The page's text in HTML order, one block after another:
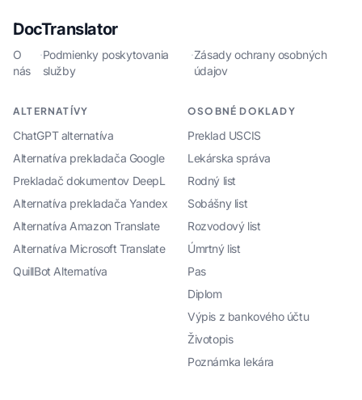
DocTranslator
O
nás
·Podmienky poskytovania
služby
·Zásady ochrany osobných
údajov
ALTERNATÍVY
ChatGPT alternatíva
Alternatíva prekladača Google
Prekladač dokumentov DeepL
Alternatíva prekladača Yandex
Alternatíva Amazon Translate
Alternatíva Microsoft Translate
QuillBot Alternatíva
OSOBNÉ DOKLADY
Preklad USCIS
Lekárska správa
Rodný list
Sobášny list
Rozvodový list
Úmrtný list
Pas
Diplom
Výpis z bankového účtu
Životopis
Poznámka lekára